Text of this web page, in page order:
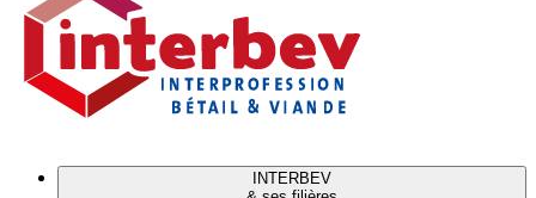
site
INTERBEV